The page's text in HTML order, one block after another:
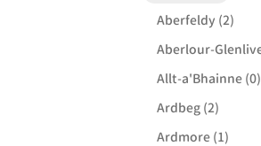
Aberfeldy (2)
Aberlour-
Allt-a'Bhainne (0)
Ardbeg (2)
Ardmore (1)